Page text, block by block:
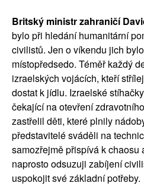
Britský ministr zahraničí
bylo při hledání humanitární
civilistů. Jen o víkendu jich
místopředsedo. Téměř každý
izraelských vojácích, kteří
dostat k jídlu. Izraelské
čekající na otevření
zastřelil děti, které plnily
představitelé sváděli na
samozřejmě přispívá k chaosu
naprosto odsuzuji zabíjení
uspokojit své základní potřeby.